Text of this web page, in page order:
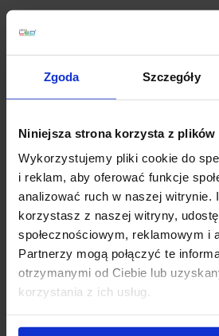
Zgoda Szczegóły
Niniejsza strona korzysta z plików
Wykorzystujemy pliki cookie do
i reklam, aby oferować funkcje
analizować ruch w naszej witrynie.
korzystasz z naszej witryny,
społecznościowym, reklamowym i
Partnerzy mogą połączyć te
otrzymanymi od Ciebie lub
korzystania z ich usług.
Paulmann Line Garden Spot
kolorze czarnym. Oprawy
do montażu w podłożu, a także
jako reflektory natynkowe, bez
światła są żarówki LED GU10 o
oświetlenia zieleni w ogrodzie,
lub tarasów.
Dane techniczne:
Rodzaj źródła światła: 3 x GU10
Napięcie: 230